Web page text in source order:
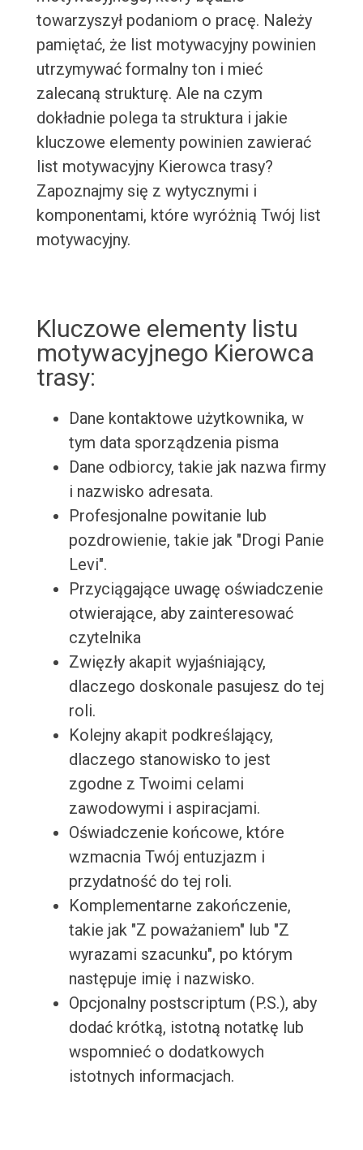
towarzyszył podaniom o pracę. Należy
pamiętać, że list motywacyjny powinien
utrzymywać formalny ton i mieć
zalecaną strukturę. Ale na czym
dokładnie polega ta struktura i jakie
kluczowe elementy powinien zawierać
list motywacyjny Kierowca trasy?
Zapoznajmy się z wytycznymi i
komponentami, które wyróżnią Twój list
motywacyjny.
Kluczowe elementy listu
motywacyjnego Kierowca
trasy:
Dane kontaktowe użytkownika, w
tym data sporządzenia pisma
Dane odbiorcy, takie jak nazwa firmy
i nazwisko adresata.
Profesjonalne powitanie lub
pozdrowienie, takie jak "Drogi Panie
Levi".
Przyciągające uwagę oświadczenie
otwierające, aby zainteresować
czytelnika
Zwięzły akapit wyjaśniający,
dlaczego doskonale pasujesz do tej
roli.
Kolejny akapit podkreślający,
dlaczego stanowisko to jest
zgodne z Twoimi celami
zawodowymi i aspiracjami.
Oświadczenie końcowe, które
wzmacnia Twój entuzjazm i
przydatność do tej roli.
Komplementarne zakończenie,
takie jak "Z poważaniem" lub "Z
wyrazami szacunku", po którym
następuje imię i nazwisko.
Opcjonalny postscriptum (P.S.), aby
dodać krótką, istotną notatkę lub
wspomnieć o dodatkowych
istotnych informacjach.